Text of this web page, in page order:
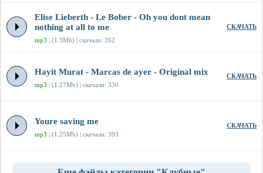
Elise Lieberth - Le Bober - Oh you dont mean
nothing at all to me
mp3 | (1.3Mb) | скачали: 262
СКАЧАТЬ
Hayit Murat - Marcas de ayer - Original mix
mp3 | (1.27Mb) | скачали: 330
СКАЧАТЬ
Youre saving me
mp3 | (1.25Mb) | скачали: 393
СКАЧАТЬ